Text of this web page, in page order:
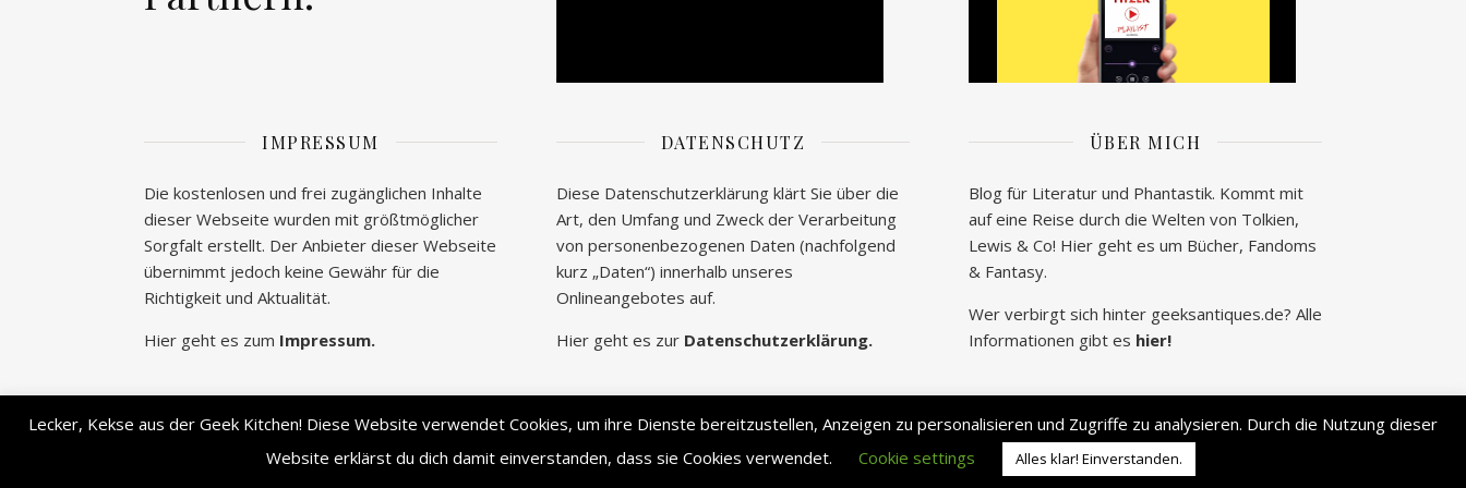
IMPRESSUM
Die kostenlosen und frei zugänglichen Inhalte
dieser Webseite wurden mit größtmöglicher
Sorgfalt erstellt. Der Anbieter dieser Webseite
übernimmt jedoch keine Gewähr für die
Richtigkeit und Aktualität.
Hier geht es zum Impressum.
DATENSCHUTZ
Diese Datenschutzerklärung klärt Sie über die
Art, den Umfang und Zweck der Verarbeitung
von personenbezogenen Daten (nachfolgend
kurz „Daten“) innerhalb unseres
Onlineangebotes auf.
Hier geht es zur Datenschutzerklärung.
ÜBER MICH
Blog für Literatur und Phantastik. Kommt mit
auf eine Reise durch die Welten von Tolkien,
Lewis & Co! Hier geht es um Bücher, Fandoms
& Fantasy.
Wer verbirgt sich hinter geeksantiques.de? Alle
Informationen gibt es hier!
2026 © geek's Antiques by Lisa Carina Immel
WP Royal.
Lecker, Kekse aus der Geek Kitchen! Diese Website verwendet Cookies, um ihre Dienste bereitzustellen, Anzeigen zu personalisieren und Zugriffe zu analysieren. Durch die Nutzung dieser
Website erklärst du dich damit einverstanden, dass sie Cookies verwendet.
Cookie settings Alles klar! Einverstanden.